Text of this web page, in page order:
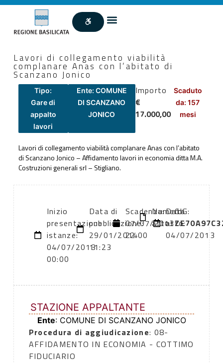
Lavori di collegamento viabilità
complanare Anas con l’abitato di
Scanzano Jonico
Tipo:
Gare di
appalto
lavori
Ente: COMUNE
DI SCANZANO
JONICO
Importo
€
17.000,00
Scaduto
da: 157
mesi
Lavori di collegamento viabilità complanare Anas con l’abitato
di Scanzano Jonico – Affidamento lavori in economia ditta M.A.
Costruzioni generali srl – Stigliano.
Inizio
presentazione
istanze:
04/07/2013
00:00
Data di
pubblicazione:
29/01/2014
11:23
Scadenza:
07/07/2013
22:00
Numero
atto:
Data
atto:
04/07/2013
CIG:
STAZIONE APPALTANTE
Ente: COMUNE DI SCANZANO JONICO
Procedura di aggiudicazione: 08-
AFFIDAMENTO IN ECONOMIA - COTTIMO
FIDUCIARIO